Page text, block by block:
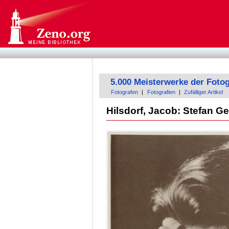
5.000 Meisterwerke der
Fotografen Fotografien Zufälliger Artikel
Hilsdorf, Jacob: Stefan